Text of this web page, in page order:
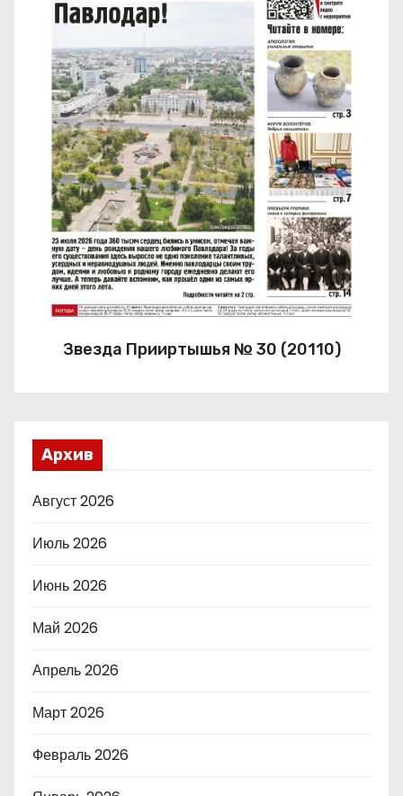
Звезда Прииртышья № 30 (20110)
Архив
Август 2026
Июль 2026
Июнь 2026
Май 2026
Апрель 2026
Март 2026
Февраль 2026